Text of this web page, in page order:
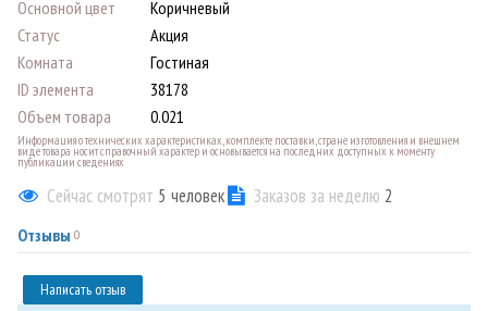
Основной цвет
Коричневый
Статус
Акция
Комната
Гостиная
ID элемента
38178
Объем товара
0.021
Информация о технических характеристиках, комплекте поставки, стране изготовления и внешнем
виде товара носит справочный характер и основывается на последних доступных к моменту
публикации сведениях
Сейчас смотрят 5 человек Заказов за неделю 2
Отзывы 0
Написать отзыв